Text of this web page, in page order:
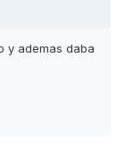
y ademas daba